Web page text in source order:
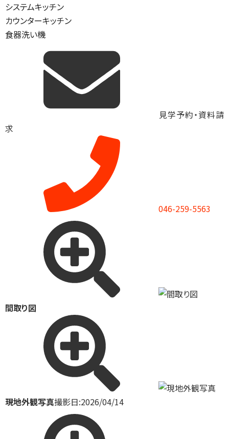
システムキッチン
カウンターキッチン
食器洗い機
見学予約・資料請
求
046-259-5563
間取り図
現地外観写真撮影日:2026/04/14